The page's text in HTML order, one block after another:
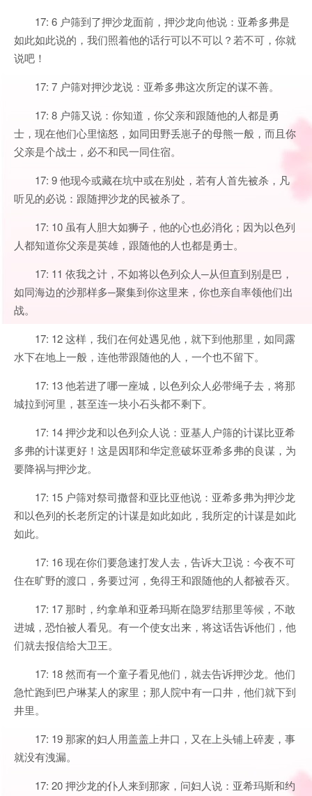
17: 6 户筛到了押沙龙面前，押沙龙向他说：亚希多弗是
如此如此说的，我们照着他的话行可以不可以？若不可，你就
说吧！
17: 7 户筛对押沙龙说：亚希多弗这次所定的谋不善。
17: 8 户筛又说：你知道，你父亲和跟随他的人都是勇
士，现在他们心里恼怒，如同田野丢崽子的母熊一般，而且你
父亲是个战士，必不和民一同住宿。
17: 9 他现今或藏在坑中或在别处，若有人首先被杀，凡
听见的必说：跟随押沙龙的民被杀了。
17: 10 虽有人胆大如狮子，他的心也必消化；因为以色列
人都知道你父亲是英雄，跟随他的人也都是勇士。
17: 11 依我之计，不如将以色列众人─从但直到别是巴，
如同海边的沙那样多─聚集到你这里来，你也亲自率领他们出
战。
17: 12 这样，我们在何处遇见他，就下到他那里，如同露
水下在地上一般，连他带跟随他的人，一个也不留下。
17: 13 他若进了哪一座城，以色列众人必带绳子去，将那
城拉到河里，甚至连一块小石头都不剩下。
17: 14 押沙龙和以色列众人说：亚基人户筛的计谋比亚希
多弗的计谋更好！这是因耶和华定意破坏亚希多弗的良谋，为
要降祸与押沙龙。
17: 15 户筛对祭司撒督和亚比亚他说：亚希多弗为押沙龙
和以色列的长老所定的计谋是如此如此，我所定的计谋是如此
如此。
17: 16 现在你们要急速打发人去，告诉大卫说：今夜不可
住在旷野的渡口，务要过河，免得王和跟随他的人都被吞灭。
17: 17 那时，约拿单和亚希玛斯在隐罗结那里等候，不敢
进城，恐怕被人看见。有一个使女出来，将这话告诉他们，他
们就去报信给大卫王。
17: 18 然而有一个童子看见他们，就去告诉押沙龙。他们
急忙跑到巴户琳某人的家里；那人院中有一口井，他们就下到
井里。
17: 19 那家的妇人用盖盖上井口，又在上头铺上碎麦，事
就没有洩漏。
17: 20 押沙龙的仆人来到那家，问妇人说：亚希玛斯和约